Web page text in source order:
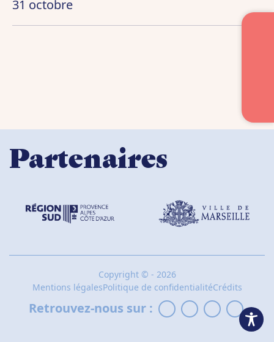
31 octobre
Partenaires
Copyright © - 2026
Mentions légalesPolitique de confidentialitéCrédits
Retrouvez-nous sur :